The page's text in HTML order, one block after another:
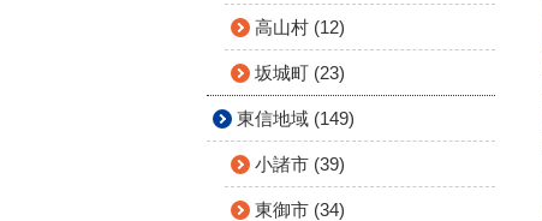
高山村 (12)
坂城町 (23)
東信地域 (149)
小諸市 (39)
東御市 (34)